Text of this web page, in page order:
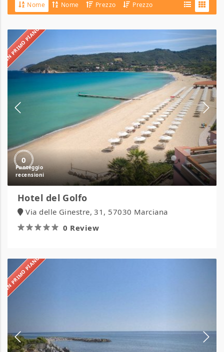
Nome Nome Prezzo Prezzo
IN PRIMO PIANO
0
del
Golfo
Hotel del Golfo
Via delle Ginestre, 31, 57030 Marciana
0 Review
IN PRIMO PIANO